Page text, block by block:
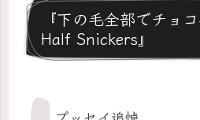
『下の毛全部でチョ
Half Snickers』